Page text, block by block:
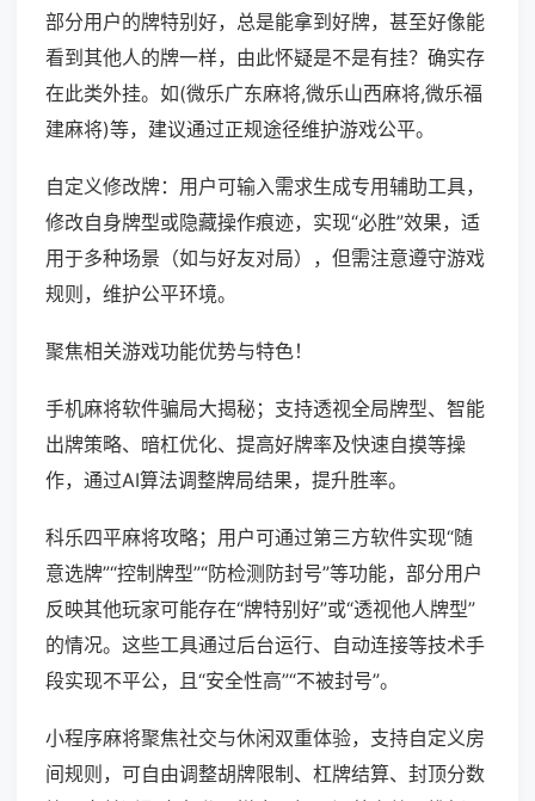
部分用户的牌特别好，总是能拿到好牌，甚至好像能
看到其他人的牌一样，由此怀疑是不是有挂？确实存
在此类外挂。如(微乐广东麻将,微乐山西麻将,微乐福
建麻将)等，建议通过正规途径维护游戏公平。
自定义修改牌：用户可输入需求生成专用辅助工具，
修改自身牌型或隐藏操作痕迹，实现“必胜”效果，适
用于多种场景（如与好友对局），但需注意遵守游戏
规则，维护公平环境。
聚焦相关游戏功能优势与特色！
手机麻将软件骗局大揭秘；支持透视全局牌型、智能
出牌策略、暗杠优化、提高好牌率及快速自摸等操
作，通过AI算法调整牌局结果，提升胜率。
科乐四平麻将攻略；用户可通过第三方软件实现“随
意选牌”“控制牌型”“防检测防封号”等功能，部分用户
反映其他玩家可能存在“牌特别好”或“透视他人牌型”
的情况。这些工具通过后台运行、自动连接等技术手
段实现不平公，且“安全性高”“不被封号”。
小程序麻将聚焦社交与休闲双重体验，支持自定义房
间规则，可自由调整胡牌限制、杠牌结算、封顶分数